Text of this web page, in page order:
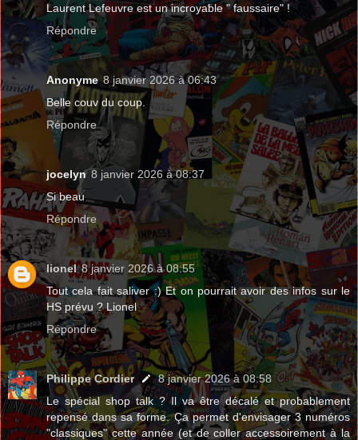
Laurent Lefeuvre est un incroyable " faussaire" !
Répondre
Anonyme 8 janvier 2026 à 06:43
Belle couv du coup.
Répondre
jocelyn 8 janvier 2026 à 08:37
Si beau
Répondre
lionel 8 janvier 2026 à 08:55
Tout cela fait saliver :) Et on pourrait avoir des infos sur le
HS prévu ? Lionel
Répondre
Philippe Cordier
8 janvier 2026 à 08:58
Le spécial shop talk ? Il va être décalé et probablement
repensé dans sa forme. Ça permet d'envisager 3 numéros
"classiques" cette année (et de coller accessoirement à la